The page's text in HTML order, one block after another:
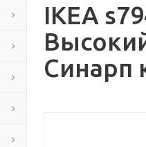
IKEA
Синарп